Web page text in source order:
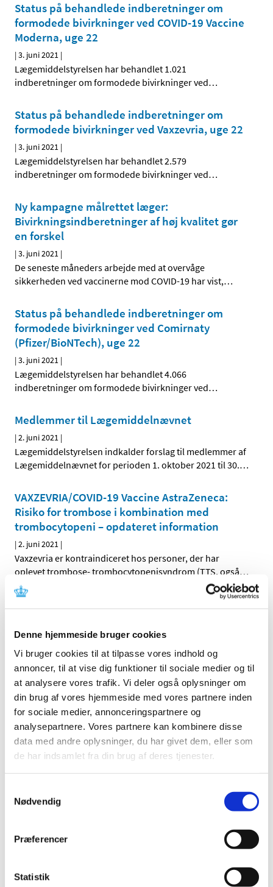
Denne hjemmeside bruger cookies
Vi bruger cookies til at tilpasse vores indhold og
annoncer, til at vise dig funktioner til sociale medier og til
at analysere vores trafik. Vi deler også oplysninger om
din brug af vores hjemmeside med vores partnere inden
for sociale medier, annonceringspartnere og
analysepartnere. Vores partnere kan kombinere disse
data med andre oplysninger, du har givet dem, eller som
de har indsamlet fra din brug af deres tjenester.
Nødvendig
Præferencer
Statistik
Status på behandlede indberetninger om
formodede bivirkninger ved COVID-19 Vaccine
Moderna, uge 22
|3. juni 2021 |
Lægemiddelstyrelsen har behandlet 1.021
indberetninger om formodede bivirkninger ved…
Status på behandlede indberetninger om
formodede bivirkninger ved Vaxzevria, uge 22
|3. juni 2021 |
Lægemiddelstyrelsen har behandlet 2.579
indberetninger om formodede bivirkninger ved…
Ny kampagne målrettet læger:
Bivirkningsindberetninger af høj kvalitet gør
en forskel
|3. juni 2021 |
De seneste måneders arbejde med at overvåge
sikkerheden ved vaccinerne mod COVID-19 har vist,…
Status på behandlede indberetninger om
formodede bivirkninger ved Comirnaty
(Pfizer/BioNTech), uge 22
|3. juni 2021 |
Lægemiddelstyrelsen har behandlet 4.066
indberetninger om formodede bivirkninger ved…
Medlemmer til Lægemiddelnævnet
|2. juni 2021 |
Lægemiddelstyrelsen indkalder forslag til medlemmer af
Lægemiddelnævnet for perioden 1. oktober 2021 til 30.…
VAXZEVRIA/COVID-19 Vaccine AstraZeneca:
Risiko for trombose i kombination med
trombocytopeni – opdateret information
|2. juni 2021 |
Vaxzevria er kontraindiceret hos personer, der har
oplevet trombose- trombocytopenisyndrom (TTS, også…
Ændringer på Tilknytningsområdet fra 26. maj
|1. juni 2021|
Nye virksomheder Afgrænsningen af
lægemiddelvirksomheder udvides til også at omfatte…
Forrige 1 2 3
Alle (2506)
TID
2025 (158)
december (50)